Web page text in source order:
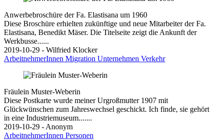
Anwerbebroschüre der Fa. Elastisana um 1960
Diese Broschüre erhielten zukünftige und neue Mitarbeiter der Fa.
Elastisana, Benedikt Mäser. Die Titelseite zeigt die Ankunft der
Werkbusse......
2019-10-29 - Wilfried Klocker
ArbeitnehmerInnen Migration Unternehmen Verkehr
Fräulein Muster-Weberin
Diese Postkarte wurde meiner Urgroßmutter 1907 mit
Glückwünschen zum Jahreswechsel geschickt. Ich finde, sie gehört
in eine Industriemuseum.......
2019-10-29 - Anonym
ArbeitnehmerInnen Personen